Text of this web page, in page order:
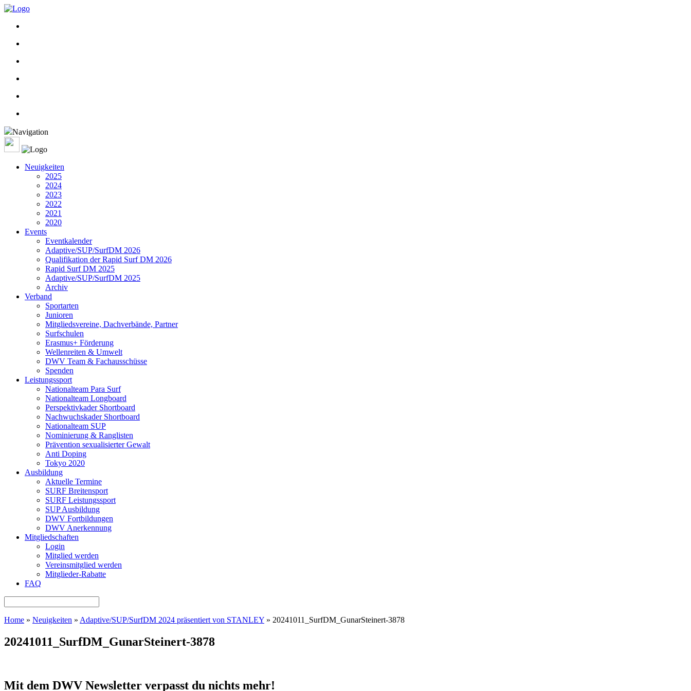
Navigation
Neuigkeiten
2025
2024
2023
2022
2021
2020
Events
Eventkalender
Adaptive/SUP/SurfDM 2026
Qualifikation der Rapid Surf DM 2026
Rapid Surf DM 2025
Adaptive/SUP/SurfDM 2025
Archiv
Verband
Sportarten
Junioren
Mitgliedsvereine, Dachverbände, Partner
Surfschulen
Erasmus+ Förderung
Wellenreiten & Umwelt
DWV Team & Fachausschüsse
Spenden
Leistungssport
Nationalteam Para Surf
Nationalteam Longboard
Perspektivkader Shortboard
Nachwuchskader Shortboard
Nationalteam SUP
Nominierung & Ranglisten
Prävention sexualisierter Gewalt
Anti Doping
Tokyo 2020
Ausbildung
Aktuelle Termine
SURF Breitensport
SURF Leistungssport
SUP Ausbildung
DWV Fortbildungen
DWV Anerkennung
Mitgliedschaften
Login
Mitglied werden
Vereinsmitglied werden
Mitglieder-Rabatte
FAQ
Home » Neuigkeiten » Adaptive/SUP/SurfDM 2024 präsentiert von STANLEY » 20241011_SurfDM_GunarSteinert-3878
20241011_SurfDM_GunarSteinert-3878
Mit dem DWV Newsletter verpasst du nichts mehr!